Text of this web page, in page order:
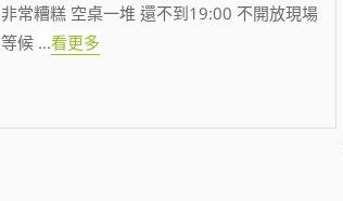
非常糟糕 空桌一堆 還不到19:00 不開放現場
等候 ...看更多